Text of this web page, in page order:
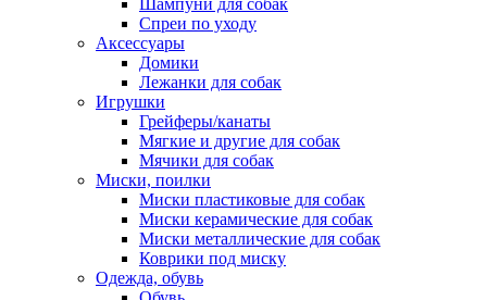
Спреи по уходу
Аксессуары
Домики
Лежанки для собак
Игрушки
Грейферы/канаты
Мягкие и другие для собак
Мячики для собак
Миски, поилки
Миски пластиковые для собак
Миски керамические для собак
Миски металлические для собак
Коврики под миску
Одежда, обувь